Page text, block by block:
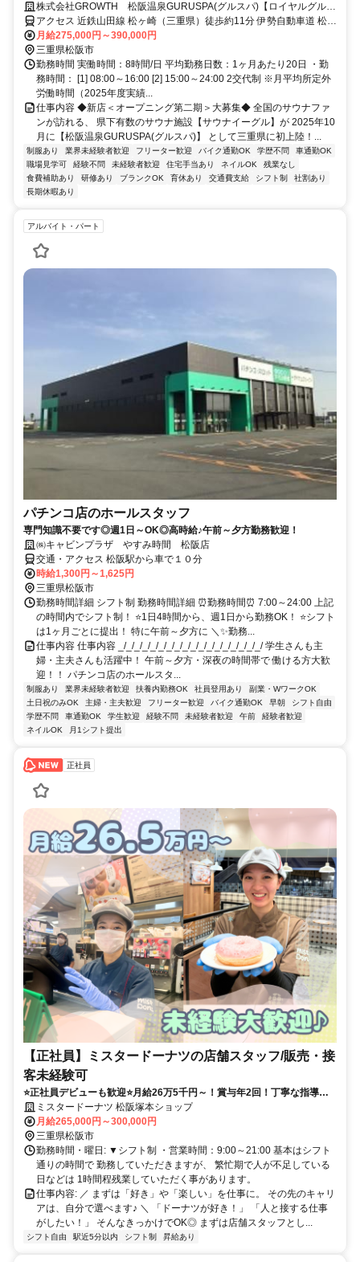
OPEN！年2回8連休有！
株式会社GROWTH 松阪温泉GURUSPA(グルスパ)【ロイヤルグルー
プ】
アクセス 近鉄山田線 松ヶ崎（三重県）徒歩約11分 伊勢自動車道 松阪
ICより東へ 車で約15分、久居駅から車22分、伊勢市駅から車35分、
松ヶ崎駅から徒歩11分
月給275,000円～390,000円
三重県松阪市
勤務時間 実働時間：8時間/日 平均勤務日数：1ヶ月あたり20日 ・勤
務時間： [1] 08:00～16:00 [2] 15:00～24:00 2交代制 ※月平均所定外
労働時間（2025年度実績...
仕事内容 ◆新店＜オープニング第二期＞大募集◆ 全国のサウナファ
ンが訪れる、 県下有数のサウナ施設【サウナイーグル】が 2025年10
月に【松阪温泉GURUSPA(グルスパ)】 として三重県に初上陸！...
制服あり 業界未経験者歓迎 フリーター歓迎 バイク通勤OK 学歴不問
車通勤OK
職場見学可
経験不問 未経験者歓迎 住宅手当あり ネイルOK
残業なし
食費補助あり
研修あり ブランクOK 育休あり 交通費支給 シフト制
社割あり
長期休暇あり
アルバイト・パート
パチンコ店のホールスタッフ
専門知識不要です◎週1日～OK◎高時給♪午前～夕方勤務歓迎！
㈱キャビンプラザ やすみ時間 松阪店
交通・アクセス 松阪駅から車で１０分
時給1,300円～1,625円
三重県松阪市
勤務時間詳細 シフト制 勤務時間詳細 ⏰勤務時間⏰ 7:00～24:00 上記
の時間内でシフト制！ ⭐1日4時間から、週1日から勤務OK！ ⭐シフト
は1ヶ月ごとに提出！ 特に午前～夕方に ＼✨勤務...
仕事内容 仕事内容 _/_/_/_/_/_/_/_/_/_/_/_/_/_/_/_/_/_/ 学生さんも主
婦・主夫さんも活躍中！ 午前～夕方・深夜の時間帯で 働ける方大歓
迎！！ パチンコ店のホールスタ...
制服あり 業界未経験者歓迎 扶養内勤務OK 社員登用あり
副業・WワークOK
土日祝のみOK
主婦・主夫歓迎 フリーター歓迎 バイク通勤OK 早朝
シフト自由
学歴不問
車通勤OK 学生歓迎 経験不問 未経験者歓迎 午前
経験者歓迎
ネイルOK
月1シフト提出
正社員
【正社員】ミスタードーナツの店舗スタッフ/販売・接
客未経験可
⭐正社員デビューも歓迎⭐月給26万5千円～！賞与年2回！丁寧な指導で
初めてでも安心♪
ミスタードーナツ 松阪塚本ショップ
月給265,000円～300,000円
三重県松阪市
勤務時間・曜日: ▼シフト制 ・営業時間：9:00～21:00 基本はシフト
通りの時間で 勤務していただきますが、 繁忙期で人が不足している
日などは 1時間程残業していただく事があります。
仕事内容: ／ まずは「好き」や「楽しい」を仕事に。 その先のキャリ
アは、自分で選べます♪ ＼ 「ドーナツが好き！」 「人と接する仕事
がしたい！」 そんなきっかけでOK◎ まずは店舗スタッフとし...
シフト自由 駅近5分以内 シフト制 昇給あり